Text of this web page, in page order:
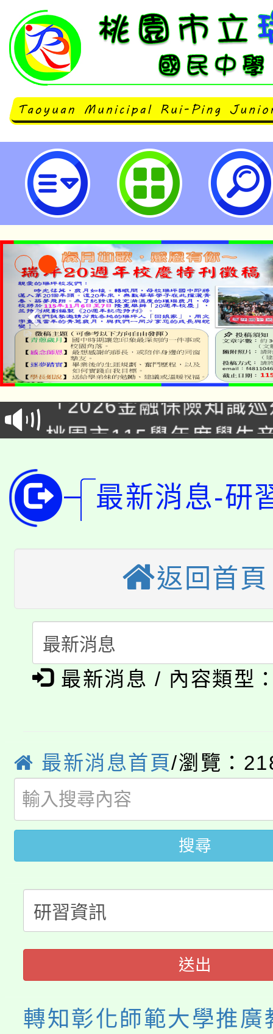
轉知彰化師範大學推廣教育「精
程」之「遊戲治療入門」、「表達
「親子遊戲治療」、「全人視角-
「特殊教育概論」、「臺灣台語正
「臺灣台語認證B2增能班」等數位
歡迎相關人員踴躍報名參加。-桃
公告本校115學年度第
代理(課)教師甄選結果(
「2026金融保險知識
車」活動
桃園市115學年度學生
代理(課)教師甄選結果(
公告本校115學年度第
代理(課)教師甄選結果(
轉知中國文化大學推廣
《TA101》溝通分析基
程，歡迎學生輔導中心
心理、諮商輔導、社會
系所師生報名參加。
轉知苗栗縣政府辦理
縣市「校園短影音徵
門員」簡章及活動海報
踴躍報名參加。
桃園市115學年度學生
要點
「桃園市補助參觀特色
展演活動實施計畫」
115年度「教育部表揚
義教育推展貢獻獎」
公告本校115學年度第
生本土語及新住民語歌
公告本校115學年度第
代理(課)教師甄選結果(
公告本校115學年度第
代理(課)教師甄選結果(
轉知中國文化大學推廣
《TA101》溝通分析基
程，歡迎學生輔導中心
心理、諮商輔導、社會
系所師生報名參加。
轉知苗栗縣政府辦理
縣市「校園短影音徵選
門員」簡章及活動海報
踴躍報名參加。
桃園市115學年度學生
要點
「桃園市補助參觀特色
展演活動實施計畫」
115年度「教育部表揚
義教育推展貢獻獎」
最新消息-研
返回首頁
最新消息 / 內容類型
最新消息首頁/瀏覽：
搜尋
送出
轉知彰化師範大學推廣